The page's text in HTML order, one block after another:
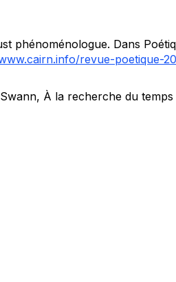
phénoménologue. Dans
revue-poetique-
À la recherche du